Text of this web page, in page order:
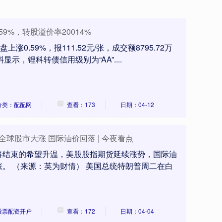
，转股溢价率20014%
上涨0.59%，报111.52元/张，成交额8795.72万
示，锂科转债信用级别为“AA”....
类：配配网 查看：173 日期：04-12
球股市大涨 国际油价回落 | 今夜看点
束的希望升温，美股股指期货延续涨势，国际油
（来源：英为财情） 美国总统特朗普周二在白
配资开户 查看：172 日期：04-04